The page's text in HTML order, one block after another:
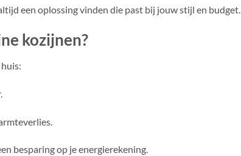
een oplossing vinden die past bij jouw stijl en budget.
kozijnen?
besparing op je energierekening.